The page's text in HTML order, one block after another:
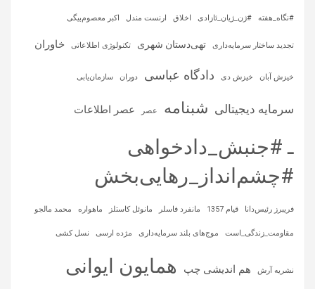
#نگاه_هفته #ژن_ژیان_ئازادی اخلاق ارنست مندل اکبر معصوم‌بیگی
تجدید ساختار سرمایه‌داری تهی‌دستان شهری تکنولوژی اطلاعاتی خاوران
خیزش آبان خیزش دی دادگاه عباسی دوران سازمان‌یابی
سرمایه‌ دیجیتالی شبنامه عصر عصر اطلاعات
ـ #جنبش_دادخواهی
#چشم‌انداز_رهایی‌بخش
فریبرز رئیس‌دانا قیام 1357 مانفرد فاسلر مانوئل کاستلز ماهواره‌ محمد مالجو
مقاومت_زندگی_است موج‌های بلند سرمایه‌داری مژده ارسی نسل کشی
نشریه آرش هم اندیشی چپ همایون ایوانی